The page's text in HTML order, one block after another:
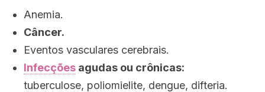
Anemia.
Câncer.
Eventos vasculares cerebrais.
Infecções agudas ou crônicas:
tuberculose, poliomielite, dengue, difteria.